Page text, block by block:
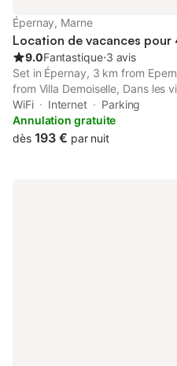
disposition tout le nécessaire
shampooing, après-shampoing,
Épernay, Marne
Location de vacances pour
9.0Fantastique⋅3 avis
Set in Épernay, 3 km from
from Villa Demoiselle, Dans les
vue spectaculaire offers air-
balcony and free WiFi.
WiFi Internet
Parking
Annulation gratuite
dès 193 € par nuit